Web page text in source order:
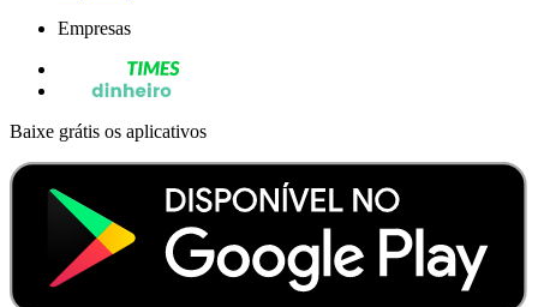
Empresas
Baixe grátis os aplicativos